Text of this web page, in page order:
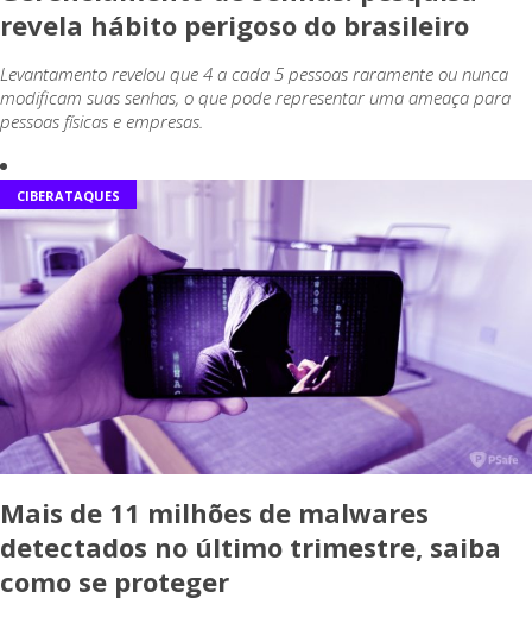
revela hábito perigoso do brasileiro
Levantamento revelou que 4 a cada 5 pessoas raramente ou nunca
modificam suas senhas, o que pode representar uma ameaça para
pessoas físicas e empresas.
CIBERATAQUES
Mais de 11 milhões de malwares
detectados no último trimestre, saiba
como se proteger